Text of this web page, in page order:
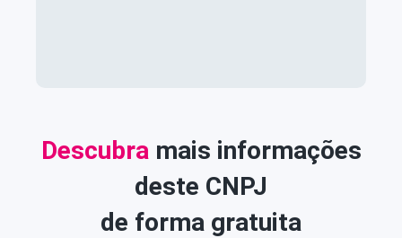
Descubra mais informações
deste CNPJ
de forma gratuita